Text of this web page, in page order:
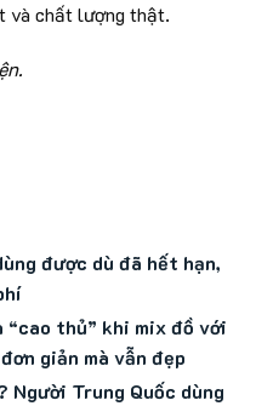
và chất lượng thật.
được dù đã hết hạn,
“cao thủ” khi mix đồ với
giản mà vẫn đẹp
Người Trung Quốc dùng